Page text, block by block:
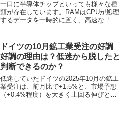
一口に半導体チップといっても様々な種
類が存在しています。RAMはCPUが処理
するデータを一時的に置く、高速な「作
こかを知ることができます。
ドイツの10月鉱工業受注の好調
好調の理由は？低迷から脱したと
判断できるのか？
低迷していたドイツの2025年10月の鉱工
業受注は、前月比で+1.5%と、市場予想
（+0.4%程度）を大きく上回る伸びとな